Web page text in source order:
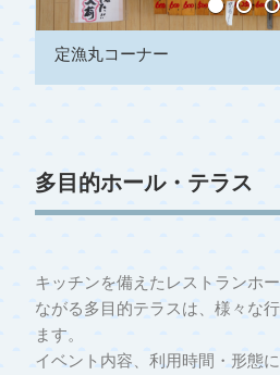
定漁丸コーナー
多目的ホール・テラス
キッチンを備えたレストランホ
ながる多目的テラスは、様々な
ます。
イベント内容、利用時間・形態